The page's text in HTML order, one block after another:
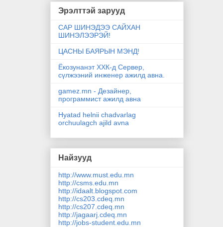
Эрэлттэй зарууд
САР ШИНЭДЭЭ САЙХАН
ШИНЭЛЭЭРЭЙ!
ЦАСНЫ БАЯРЫН МЭНД!
Ёкозунанэт ХХК-д Сервер,
сүлжээний инженер ажилд авна.
gamez.mn - Дезайнер,
программист ажилд авна
Hyatad helnii chadvarlag
orchuulagch ajild avna
Найзууд
http://www.must.edu.mn
http://csms.edu.mn
http://idaalt.blogspot.com
http://cs203.cdeq.mn
http://cs207.cdeq.mn
http://jagaarj.cdeq.mn
http://jobs-student.edu.mn